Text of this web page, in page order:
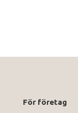
För företag